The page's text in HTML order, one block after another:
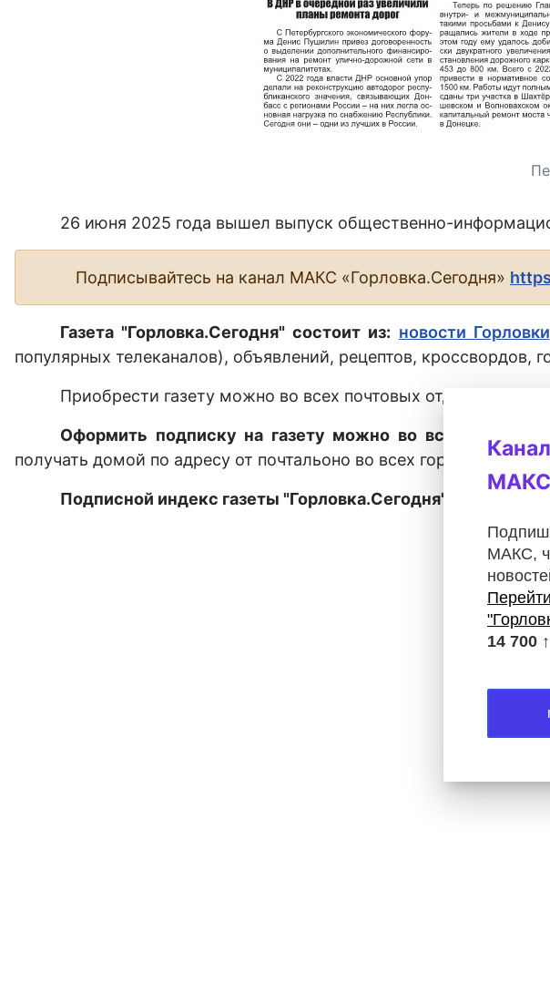
26 июня 2025 года вышел выпуск общественно-
Подписывайтесь на канал МАКС «Горловка.Сегодня»
Газета "Горловка.Сегодня" состоит из: новости Горловки
популярных телеканалов), объявлений, рецептов, кроссвордов,
Приобрести газету можно во всех почтовых отделениях
Оформить подписку на газету можно во всех городах
получать домой по адресу от почтальоно во всех городах ДНР.
Подписной индекс газеты "Горловка.Сегодня" – 28027.
МАКС
МАКС,
14 700 ↑